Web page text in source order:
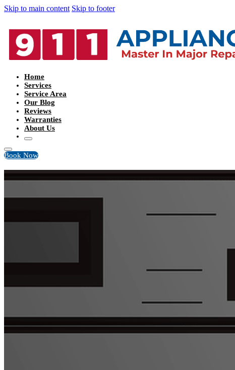
Skip to main content Skip to footer
Home
Services
Service Area
Our Blog
Reviews
Warranties
About Us
Book Now